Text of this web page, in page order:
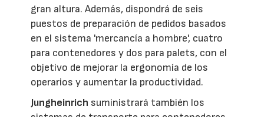
gran altura. Además, dispondrá de seis
puestos de preparación de pedidos basados
en el sistema 'mercancía a hombre', cuatro
para contenedores y dos para palets, con el
objetivo de mejorar la ergonomía de los
operarios y aumentar la productividad.
Jungheinrich suministrará también los